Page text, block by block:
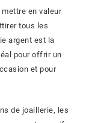
en valeur
tous les
argent est la
pour offrir un
et pour
de joaillerie, les